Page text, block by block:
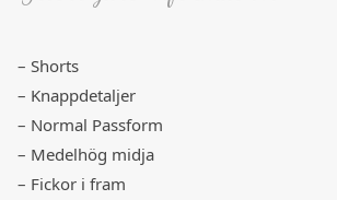
– Shorts
– Knappdetaljer
– Normal Passform
– Medelhög midja
– Fickor i fram